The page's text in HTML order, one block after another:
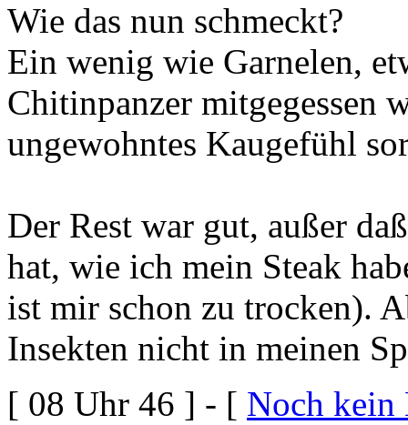
Wie das nun schmeckt?
Ein wenig wie Garnelen,
Chitinpanzer mitgegessen
ungewohntes Kaugefühl
Der Rest war gut, außer
hat, wie ich mein Steak
ist mir schon zu trocken).
Insekten nicht in meinen
[ 08 Uhr 46 ] - [ Noch kein